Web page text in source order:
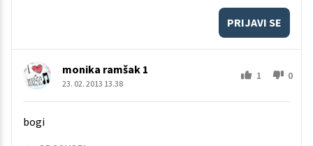
PRIJAVI SE
monika ramšak 1
23. 02. 2013 13.38
1 0
bogi